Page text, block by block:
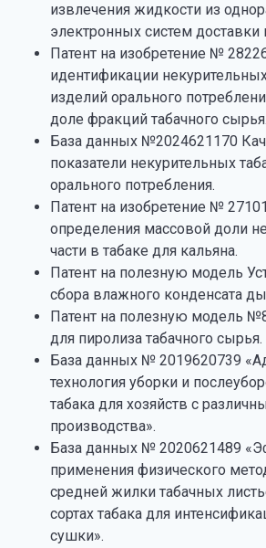
извлечения жидкости из
электронных систем доставки
Патент на изобретение №
идентификации
изделий орального
доле фракций табачного сырья.
База данных №2024621170
показатели некурительных
орального потребления.
Патент на изобретение №
определения массовой доли
части в табаке для кальяна.
Патент на полезную модель
сбора влажного конденсата
Патент на полезную модель
для пиролиза табачного сырья.
База данных № 2019620739
технология уборки и
табака для хозяйств с
производства».
База данных № 2020621489
применения физического
средней жилки табачных
сортах табака для
сушки».